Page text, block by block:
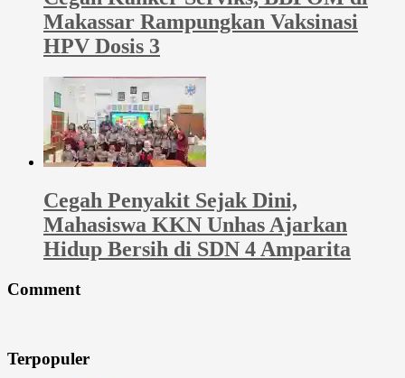
Makassar Rampungkan Vaksinasi
HPV Dosis 3
Cegah Penyakit Sejak Dini,
Mahasiswa KKN Unhas Ajarkan
Hidup Bersih di SDN 4 Amparita
Comment
Terpopuler